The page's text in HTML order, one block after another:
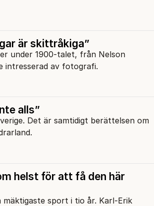
är skittråkiga”
under 1900-talet, från Nelson
intresserad av fotografi.
alls”
Det är samtidigt berättelsen om
helst för att få den här
sport i tio år. Karl-Erik